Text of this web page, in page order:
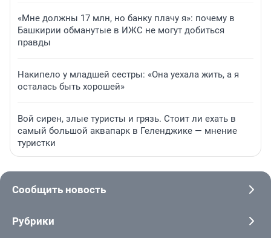
«Мне должны 17 млн, но банку плачу я»: почему в
Башкирии обманутые в ИЖС не могут добиться
правды
Накипело у младшей сестры: «Она уехала жить, а я
осталась быть хорошей»
Вой сирен, злые туристы и грязь. Стоит ли ехать в
самый большой аквапарк в Геленджике — мнение
туристки
Сообщить новость
Рубрики